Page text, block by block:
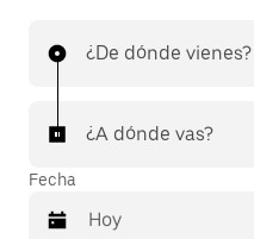
¿De dónde vienes?
¿A dónde vas?
Fecha